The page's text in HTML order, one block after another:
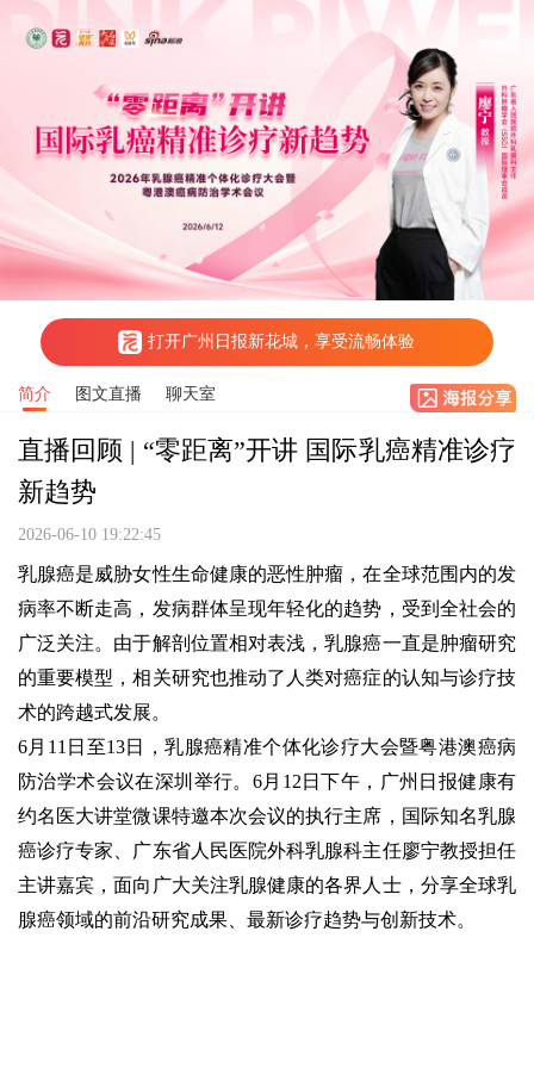
打开广州日报新花城，享受流畅体验
简介 图文直播 聊天室
直播回顾 | “零距离”开讲 国际乳癌精准诊疗
新趋势
2026-06-10 19:22:45
乳腺癌是威胁女性生命健康的恶性肿瘤，在全球范围内的发
病率不断走高，发病群体呈现年轻化的趋势，受到全社会的
广泛关注。由于解剖位置相对表浅，乳腺癌一直是肿瘤研究
的重要模型，相关研究也推动了人类对癌症的认知与诊疗技
术的跨越式发展。
6月11日至13日，乳腺癌精准个体化诊疗大会暨粤港澳癌病
防治学术会议在深圳举行。6月12日下午，广州日报健康有
约名医大讲堂微课特邀本次会议的执行主席，国际知名乳腺
癌诊疗专家、广东省人民医院外科乳腺科主任廖宁教授担任
主讲嘉宾，面向广大关注乳腺健康的各界人士，分享全球乳
腺癌领域的前沿研究成果、最新诊疗趋势与创新技术。